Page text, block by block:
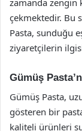
çekmektedir. Bu
Pasta, sunduğu
ziyaretçilerin
Gümüş
Gümüş Pasta,
gösteren bir
kaliteli ürünleri